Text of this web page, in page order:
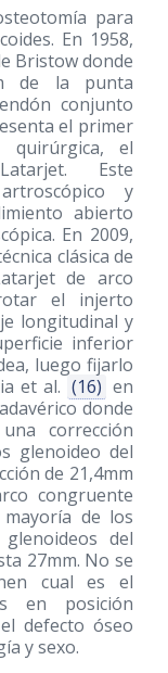
para
En 1958,
Bristow donde
de la punta
conjunto
el primer
quirúrgica, el
Este
y
abierto
En 2009,
clásica de
de arco
el injerto
longitudinal y
inferior
luego fijarlo
et al. (16) en
donde
corrección
glenoideo del
de 21,4mm
congruente
de los
del
27mm. No se
cual es el
en posición
defecto óseo
y sexo.